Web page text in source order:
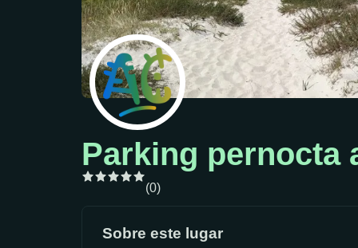
Parking pernocta
(0)
Sobre este lugar